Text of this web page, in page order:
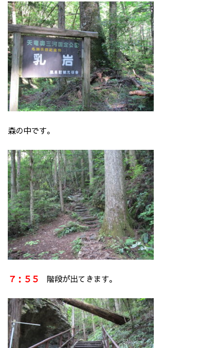
森の中です。
７：５５ 階段が出てきます。